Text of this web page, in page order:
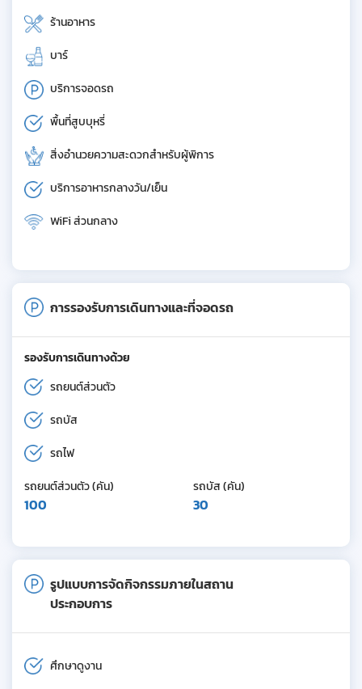
ร้านอาหาร
บาร์
บริการจอดรถ
พื้นที่สูบบุหรี่
สิ่งอำนวยความสะดวกสำหรับผู้พิการ
บริการอาหารกลางวัน/เย็น
WiFi ส่วนกลาง
การรองรับการเดินทางและที่จอดรถ
รองรับการเดินทางด้วย
รถยนต์ส่วนตัว
รถบัส
รถไฟ
รถยนต์ส่วนตัว (คัน)
100
รถบัส (คัน)
30
รูปแบบการจัดกิจกรรมภายในสถาน
ประกอบการ
ศึกษาดูงาน